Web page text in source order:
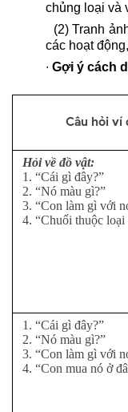
chủng loại và
(2) Tranh
các hoạt
∙ Gợi ý cách
Câu hỏi ví
Hỏi về đồ vật:
1. “Cái gì đây?”
2. “Nó màu gì?”
3. “Con làm gì với
4. “Chuối thuộc loại
1. “Cái gì đây?”
2. “Nó màu gì?”
3. “Con làm gì với
4. “Con mua nó ở